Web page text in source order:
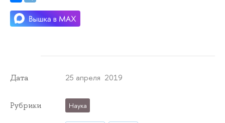
Дата 25 апреля 2019
Рубрики Наука